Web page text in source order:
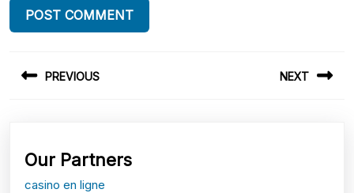
navigation
PREVIOUS NEXT
Our Partners
casino en ligne